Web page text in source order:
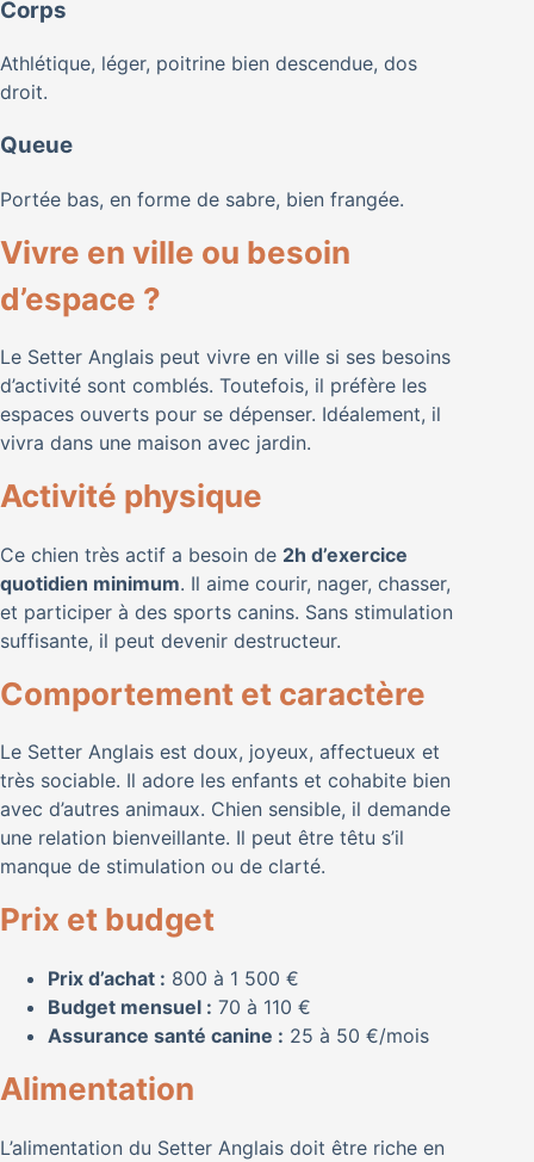
Corps
Athlétique, léger, poitrine bien descendue, dos
droit.
Queue
Portée bas, en forme de sabre, bien frangée.
Vivre en ville ou besoin
d’espace ?
Le Setter Anglais peut vivre en ville si ses besoins
d’activité sont comblés. Toutefois, il préfère les
espaces ouverts pour se dépenser. Idéalement, il
vivra dans une maison avec jardin.
Activité physique
Ce chien très actif a besoin de 2h d’exercice
quotidien minimum. Il aime courir, nager, chasser,
et participer à des sports canins. Sans stimulation
suffisante, il peut devenir destructeur.
Comportement et caractère
Le Setter Anglais est doux, joyeux, affectueux et
très sociable. Il adore les enfants et cohabite bien
avec d’autres animaux. Chien sensible, il demande
une relation bienveillante. Il peut être têtu s’il
manque de stimulation ou de clarté.
Prix et budget
Prix d’achat : 800 à 1 500 €
Budget mensuel : 70 à 110 €
Assurance santé canine : 25 à 50 €/mois
Alimentation
L’alimentation du Setter Anglais doit être riche en